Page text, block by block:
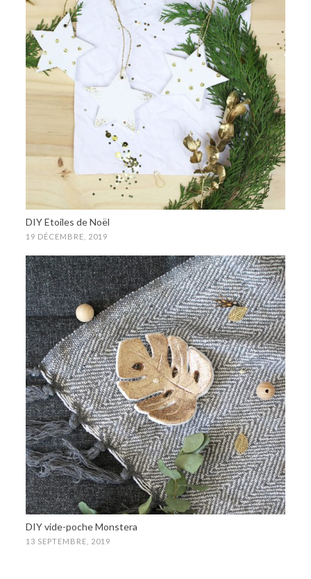
DIY Etoiles de Noël
19 DÉCEMBRE, 2019
DIY vide-poche Monstera
13 SEPTEMBRE, 2019